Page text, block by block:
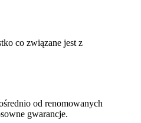
co związane jest z
od renomowanych
gwarancje.